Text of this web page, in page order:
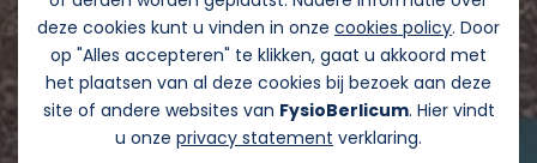
deze cookies kunt u vinden in onze cookies policy. Door
op "Alles accepteren" te klikken, gaat u akkoord met
het plaatsen van al deze cookies bij bezoek aan deze
site of andere websites van FysioBerlicum. Hier vindt
u onze privacy statement verklaring.